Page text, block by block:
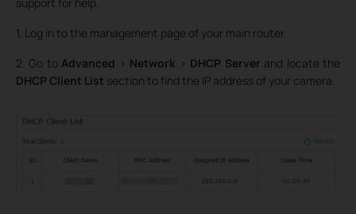
1. Log in to the management page of your main router.
2. Go to Advanced > Network > DHCP Server and locate the
DHCP Client List section to find the IP address of your camera.